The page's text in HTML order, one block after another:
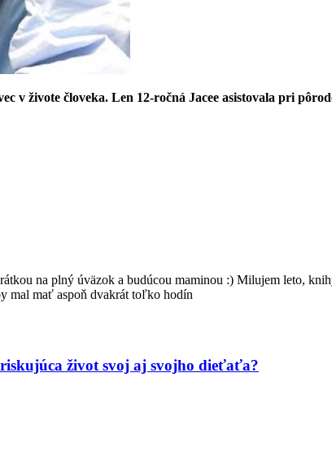
v živote človeka. Len 12-ročná Jacee asistovala pri
na plný úväzok a budúcou maminou :) Milujem leto,
mal mať aspoň dvakrát toľko hodín
život svoj aj svojho dieťaťa?